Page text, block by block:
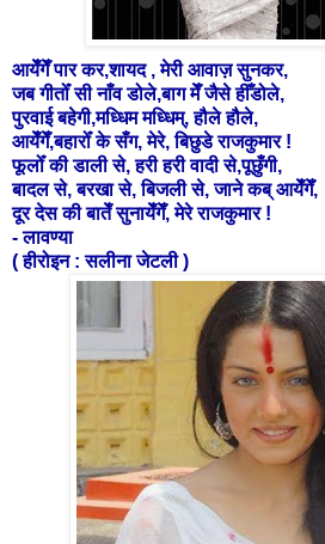
आयेँगेँ पार कर,शायद , मेरी आवाज़ सुनकर,
जब गीतोँ सी नाँव डोले,बाग मेँ जैसे हीँडोले,
पुरवाई बहेगी,मध्धिम मध्धिम्, हौले हौले,
आयेँगेँ,बहारोँ के सँग, मेरे, बिछुडे राजकुमार !
फूलोँ की डाली से, हरी हरी वादी से,पूछुँगी,
बादल से, बरखा से, बिजली से, जाने कब् आयेँगेँ,
दूर देस की बातेँ सुनायेँगेँ, मेरे राजकुमार !
- लावण्या
( हीरोइन : सलीना जेटली )